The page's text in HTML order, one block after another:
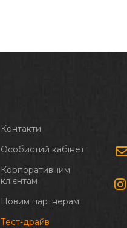
Контакти
Особистий кабінет
Корпоративним
клієнтам
Новим партнерам
Тест-драйв